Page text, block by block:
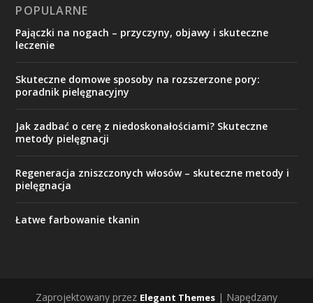
POPULARNE
Pajączki na nogach – przyczyny, objawy i skuteczne
leczenie
Skuteczne domowe sposoby na rozszerzone pory:
poradnik pielęgnacyjny
Jak zadbać o cerę z niedoskonałościami? Skuteczne
metody pielęgnacji
Regeneracja zniszczonych włosów – skuteczne metody i
pielęgnacja
Łatwe farbowanie tkanin
Zaprojektowany przez Elegant Themes | Napędzany